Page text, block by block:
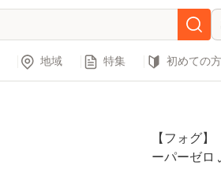
地域 特集 初めての方
【フォグ
ーパーゼロ